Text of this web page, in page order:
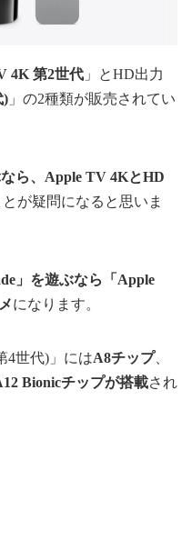
4K 第2世代 」とHD出力
) 」の2種類が販売されてい
ら、Apple TV 4KとHD
とが疑問になると思いま
」を遊ぶなら「Apple
になります。
4世代)」にはA8チップ、
Bionicチップが搭載され